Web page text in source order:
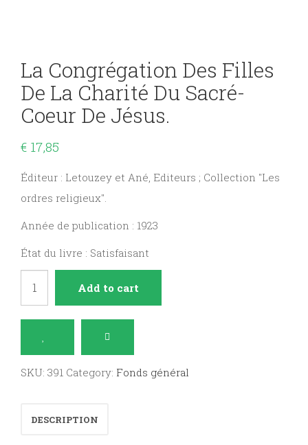
La Congrégation Des Filles
De La Charité Du Sacré-
Coeur De Jésus.
€ 17,85
Éditeur : Letouzey et Ané, Editeurs ; Collection "Les
ordres religieux".
Année de publication : 1923
État du livre : Satisfaisant
des
Filles
du
Add to cart
SKU: 391 Category: Fonds général
DESCRIPTION